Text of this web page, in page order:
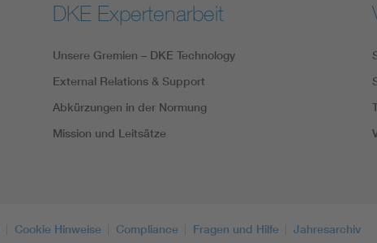
DKE Expertenarbeit
Unsere Gremien – DKE Technology
External Relations & Support
Abkürzungen in der Normung
Mission und Leitsätze
Cookie Hinweise Compliance Fragen und Hilfe Jahresarchiv